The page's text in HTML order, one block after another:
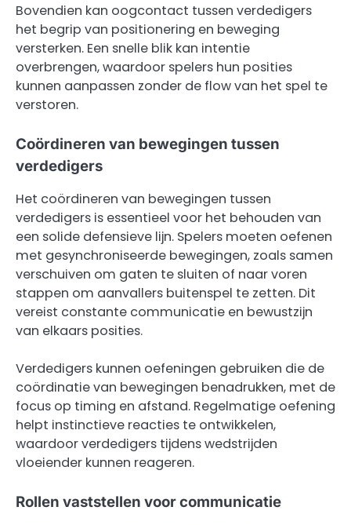
Bovendien kan oogcontact tussen verdedigers
het begrip van positionering en beweging
versterken. Een snelle blik kan intentie
overbrengen, waardoor spelers hun posities
kunnen aanpassen zonder de flow van het spel te
verstoren.
Coördineren van bewegingen tussen
verdedigers
Het coördineren van bewegingen tussen
verdedigers is essentieel voor het behouden van
een solide defensieve lijn. Spelers moeten oefenen
met gesynchroniseerde bewegingen, zoals samen
verschuiven om gaten te sluiten of naar voren
stappen om aanvallers buitenspel te zetten. Dit
vereist constante communicatie en bewustzijn
van elkaars posities.
Verdedigers kunnen oefeningen gebruiken die de
coördinatie van bewegingen benadrukken, met de
focus op timing en afstand. Regelmatige oefening
helpt instinctieve reacties te ontwikkelen,
waardoor verdedigers tijdens wedstrijden
vloeiender kunnen reageren.
Rollen vaststellen voor communicatie